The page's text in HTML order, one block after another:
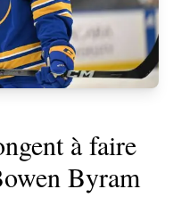
à faire
Byram